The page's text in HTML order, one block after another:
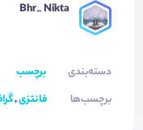
Bhr_ Nikta
دسته‌بندی
برچسب
برچسب‌ها
فانتزی,